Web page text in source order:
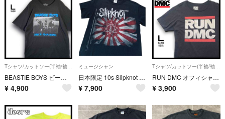
Tシャツ/カットソー(半袖/袖なし)
BEASTIE BOYS ビースティボーイズ Tシャツ USA 古着 Lサイズ ブラック
¥ 4,900
ミュージシャン
日本限定 10s Slipknot スリップノット Tシャツ Sサイズ ブラック
¥ 7,900
Tシャツ/カットソー(半袖/袖なし)
RUN DMC オフィシャル Tシャツ ラップT バンドT USA 古着 Lサイズ ブラック
¥ 3,900